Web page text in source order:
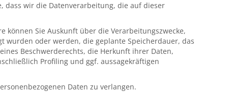
dass wir die Datenverarbeitung, die auf dieser
können Sie Auskunft über die Verarbeitungszwecke,
wurden oder werden, die geplante Speicherdauer, das
Beschwerderechts, die Herkunft ihrer Daten,
Profiling und ggf. aussagekräftigen
Daten zu verlangen.